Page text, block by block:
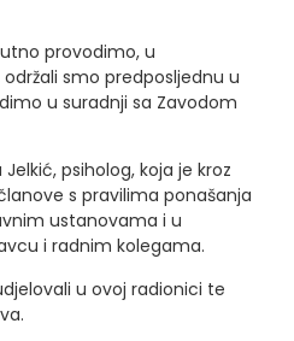
provodimo, u
smo predposljednu u
u suradnji sa Zavodom
psiholog, koja je kroz
s pravilima ponašanja
ustanovama i u
i radnim kolegama.
u ovoj radionici te